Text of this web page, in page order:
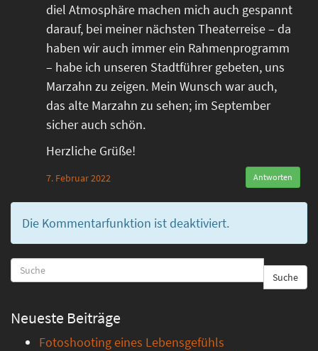
diel Atmosphäre machen mich auch gespannt
darauf, bei meiner nächsten Theaterreise – da
haben wir auch immer ein Rahmenprogramm
– habe ich unseren Stadtführer gebeten, uns
Marzahn zu zeigen. Mein Wunsch war auch,
das alte Marzahn zu sehen; im September
sicher auch schön.
Herzliche Grüße!
7. Februar 2022 Antworten
Die Kommentarfunktion ist deaktiviert.
Suche
Neueste Beiträge
Fotoshooting eines Lebensgefühls